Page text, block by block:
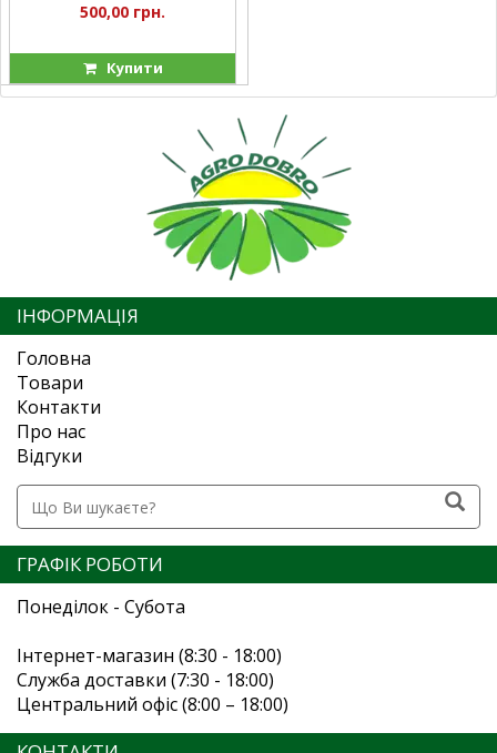
500,00 грн.
Купити
ІНФОРМАЦІЯ
Головна
Товари
Контакти
Про нас
Відгуки
ГРАФІК РОБОТИ
Понеділок - Субота
Інтернет-магазин (8:30 - 18:00)
Служба доставки (7:30 - 18:00)
Центральний офіс (8:00 – 18:00)